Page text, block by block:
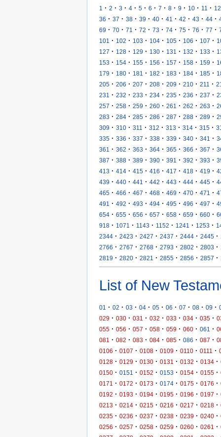
1 · 2 · 3 · 4 · 5 · 6 · 7 · 8 · 9 · 10 · 11 · 12
36 · 37 · 38 · 39 · 40 · 41 · 42 · 43 · 44 ·
69 · 70 · 71 · 72 · 73 · 74 · 75 · 76 · 77 ·
101
· 102 · 103 · 104 · 105 · 106 · 107 ·
127 · 128 · 129 · 130 · 131 · 132 · 133 ·
153 · 154 · 155 · 156 · 157 · 158 · 159 ·
179 · 180 · 181 · 182 · 183 · 184 · 185 ·
205 · 206 · 207 · 208 · 209 · 210 · 211 ·
231
· 232 · 233 · 234 · 235 · 236 · 237 ·
257 · 258 · 259 · 260 · 261 · 262 · 263 ·
283 · 284 · 285 · 286 · 287 · 288 · 289 ·
309 · 310 · 311 · 312 · 313 · 314 · 315 ·
335 · 336 · 337 · 338 · 339 · 340 · 341 ·
361
· 362 · 363 · 364 · 365 · 366 · 367 ·
387 · 388 · 389 · 390 · 391 · 392 · 393 ·
413 · 414 · 415 · 416 · 417 · 418 · 419 ·
439 · 440 · 441 · 442 · 443 · 444 · 445 ·
465 · 466 · 467 · 468 · 469 · 470 · 471 ·
491
· 492 · 493 · 494 · 495 · 496 · 497 ·
654 · 655 · 656 · 657 · 658 · 659 · 660 ·
918 · 1071 · 1143 · 1152 · 1241 · 1253 ·
2344 · 2423 · 2427 · 2437 · 2444 · 2445 ·
2766 · 2767 · 2768 · 2793 · 2802 · 2803 ·
2819 · 2820 · 2821 · 2855 · 2856 · 2857 ·
List of New
01 · 02 · 03 · 04 · 05 · 06 · 07 · 08 · 09 ·
029 · 030 · 031 · 032 · 033 · 034 · 035 ·
055 · 056 · 057 · 058 · 059 · 060 · 061 ·
081
· 082 · 083 · 084 · 085 · 086 · 087 ·
0106 · 0107 · 0108 · 0109 · 0110 · 0111 ·
0128 · 0129 · 0130 · 0131 · 0132 · 0134 ·
0150 · 0151 · 0152 · 0153 · 0154 · 0155 ·
0171
· 0172 · 0173 · 0174 · 0175 · 0176 ·
0192 · 0193 · 0194 · 0195 · 0196 · 0197 ·
0213 · 0214 · 0215 · 0216 · 0217 · 0218 ·
0235 · 0236 · 0237 · 0238 · 0239 · 0240 ·
0256 · 0257 · 0258 · 0259 · 0260 · 0261 ·